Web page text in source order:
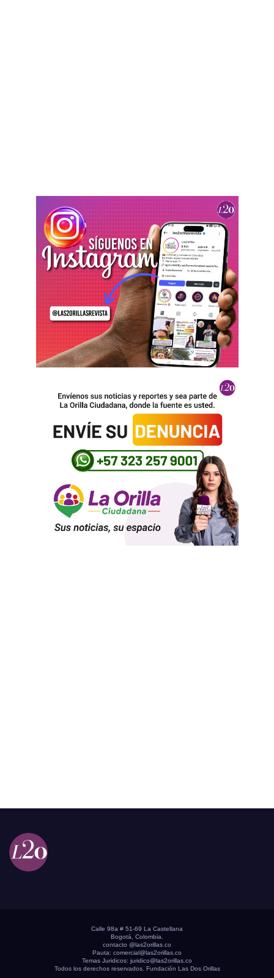
Calle 98a # 51-69 La Castellana
Bogotá, Colombia.
contacto @las2orillas.co
Pauta: comercial@las2orillas.co
Temas Juridicos: juridico@las2orillas.co
Todos los derechos reservados. Fundación Las Dos Orillas